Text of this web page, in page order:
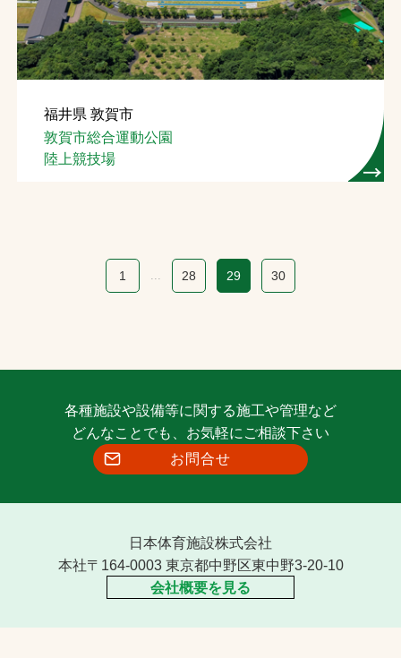
福井県 敦賀市
敦賀市総合運動公園
陸上競技場
1 ... 28 29 30
各種施設や設備等に関する施工や管理など
どんなことでも、お気軽にご相談下さい
お問合せ
日本体育施設株式会社
本社〒164-0003 東京都中野区東中野3-20-10
会社概要を見る